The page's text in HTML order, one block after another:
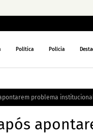
Política Polícia
problema